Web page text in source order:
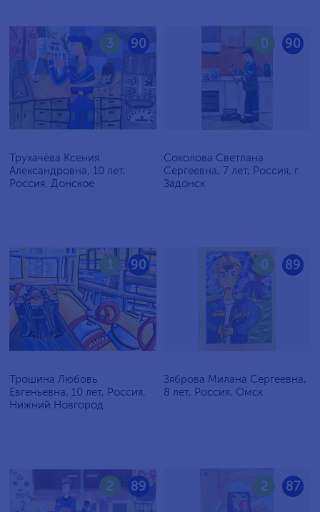
90
3
Трухачёва Ксения
Александровна, 10 лет,
Россия, Донское
90
0
Соколова Светлана
Сергеевна, 7 лет, Россия, г.
Задонск
90
1
Трошина Любовь
Евгеньевна, 10 лет, Россия,
Нижний Новгород
89
0
Зяброва Милана Сергеевна,
8 лет, Россия, Омск
89
2 87
2